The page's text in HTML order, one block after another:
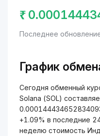
₹
Последнее
График
Сегодня обменный
Solana (SOL)
+1.09% в последние
неделю стоимость